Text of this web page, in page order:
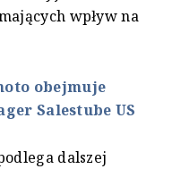
wpływ na
obejmuje
Salestube US
dalszej